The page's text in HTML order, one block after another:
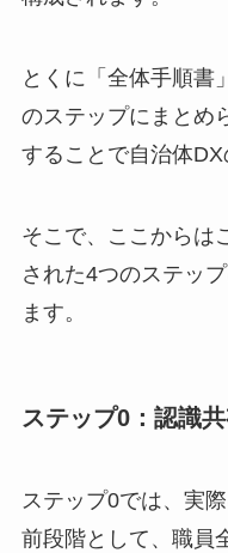
とくに「全体手順書
のステップにまとめ
することで自治体DX
そこで、ここからは
された4つのステッ
ます。
ステップ0：認識
ステップ0では、実
前段階として、職員